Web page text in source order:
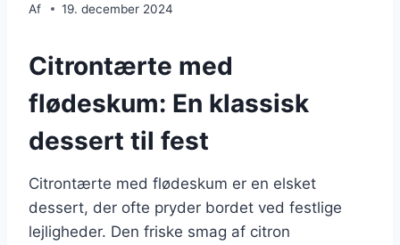
Af 19. december 2024
Citrontærte med
flødeskum: En klassisk
dessert til fest
Citrontærte med flødeskum er en elsket
dessert, der ofte pryder bordet ved festlige
lejligheder. Den friske smag af citron